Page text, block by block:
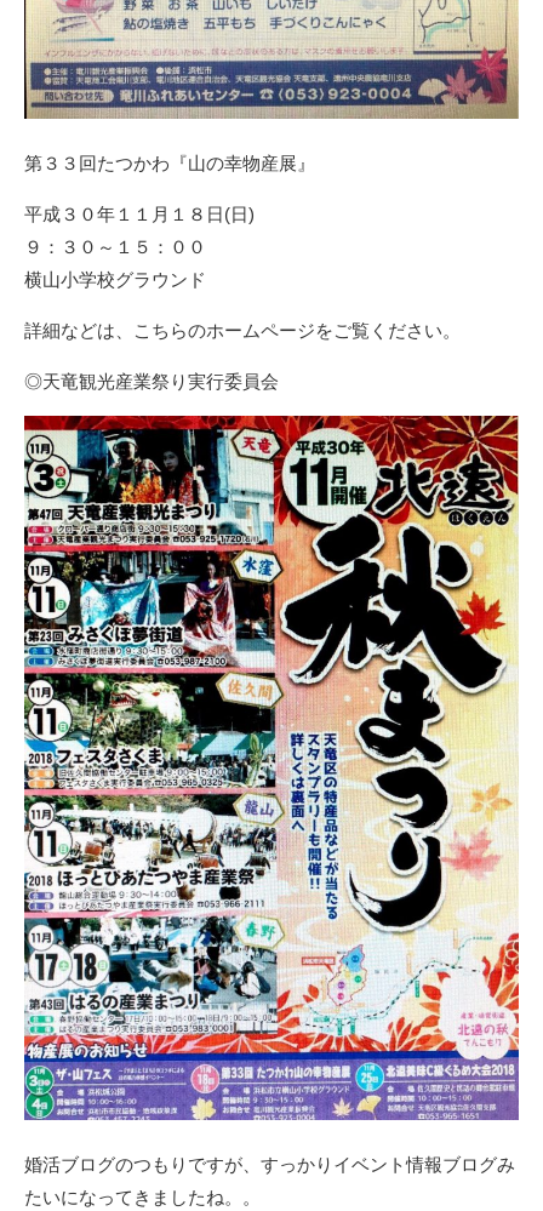
第３３回たつかわ『山の幸物産展』
平成３０年１１月１８日(日)
９：３０～１５：００
横山小学校グラウンド
詳細などは、こちらのホームページをご覧ください。
◎天竜観光産業祭り実行委員会
婚活ブログのつもりですが、すっかりイベント情報ブログみ
たいになってきましたね。。